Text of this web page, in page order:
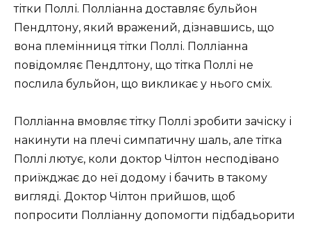
тітки Поллі. Полліанна доставляє бульйон
Пендлтону, який вражений, дізнавшись, що
вона племінниця тітки Поллі. Полліанна
повідомляє Пендлтону, що тітка Поллі не
послила бульйон, що викликає у нього сміх.
Полліанна вмовляє тітку Поллі зробити зачіску і
накинути на плечі симпатичну шаль, але тітка
Поллі лютує, коли доктор Чілтон несподівано
приїжджає до неї додому і бачить в такому
вигляді. Доктор Чілтон прийшов, щоб
попросити Полліанну допомогти підбадьорити